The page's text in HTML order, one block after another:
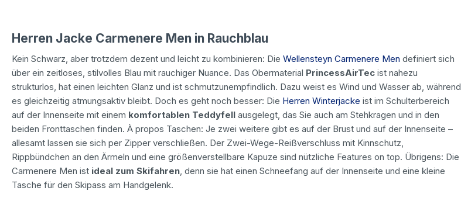
Herren Jacke Carmenere Men in Rauchblau
Kein Schwarz, aber trotzdem dezent und leicht zu kombinieren: Die Wellensteyn Carmenere Men definiert sich
über ein zeitloses, stilvolles Blau mit rauchiger Nuance. Das Obermaterial PrincessAirTec ist nahezu
strukturlos, hat einen leichten Glanz und ist schmutzunempfindlich. Dazu weist es Wind und Wasser ab, während
es gleichzeitig atmungsaktiv bleibt. Doch es geht noch besser: Die Herren Winterjacke ist im Schulterbereich
auf der Innenseite mit einem komfortablen Teddyfell ausgelegt, das Sie auch am Stehkragen und in den
beiden Fronttaschen finden. À propos Taschen: Je zwei weitere gibt es auf der Brust und auf der Innenseite –
allesamt lassen sie sich per Zipper verschließen. Der Zwei-Wege-Reißverschluss mit Kinnschutz,
Rippbündchen an den Ärmeln und eine größenverstellbare Kapuze sind nützliche Features on top. Übrigens: Die
Carmenere Men ist ideal zum Skifahren , denn sie hat einen Schneefang auf der Innenseite und eine kleine
Tasche für den Skipass am Handgelenk.